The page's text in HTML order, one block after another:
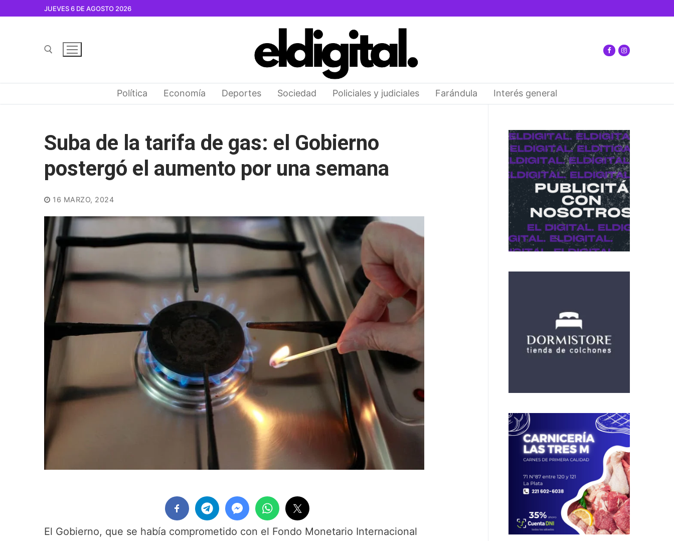
JUEVES 6 DE AGOSTO 2026
Política Economía Deportes Sociedad Policiales y judiciales Farándula Interés general
Suba de la tarifa de gas: el Gobierno
postergó el aumento por una semana
16 MARZO, 2024
El Gobierno, que se había comprometido con el Fondo Monetario Internacional